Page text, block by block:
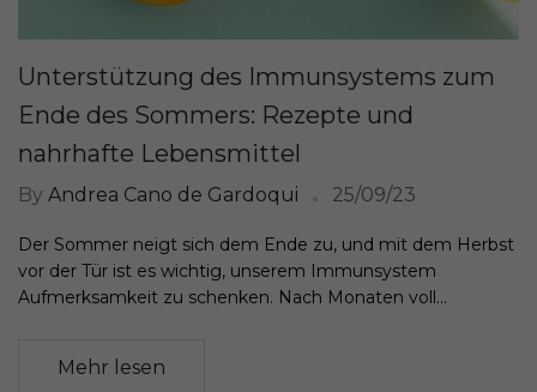
Unterstützung des Immunsystems zum
Ende des Sommers: Rezepte und
nahrhafte Lebensmittel
By Andrea Cano de Gardoqui 25/09/23
Der Sommer neigt sich dem Ende zu, und mit dem Herbst
vor der Tür ist es wichtig, unserem Immunsystem
Aufmerksamkeit zu schenken. Nach Monaten voll...
Mehr lesen